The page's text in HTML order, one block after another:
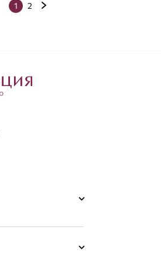
1 2